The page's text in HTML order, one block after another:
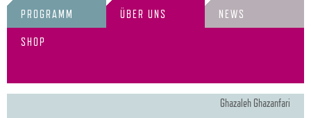
PROGRAMM ÜBER UNS NEWS
SHOP
Ghazaleh Ghazanfari